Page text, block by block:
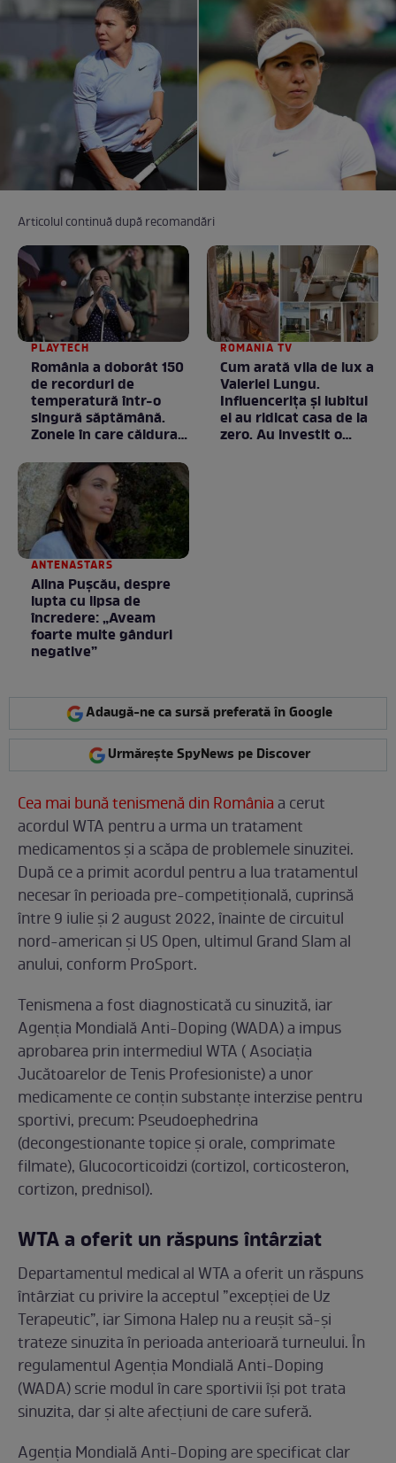
Articolul continuă după recomandări
PLAYTECH
România a doborât 150
de recorduri de
temperatură într-o
singură săptămână.
Zonele în care căldura a
neobișnuite
ROMANIA TV
Cum arată vila de lux a
Valeriei Lungu.
Influencerița și iubitul
ei au ridicat casa de la
zero. Au investit o
ANTENASTARS
Alina Pușcău, despre
lupta cu lipsa de
încredere: „Aveam
foarte multe gânduri
negative”
Adaugă-ne ca sursă preferată în Google
Urmărește SpyNews pe Discover
Cea mai bună tenismenă din Româniaa cerut
acordul WTA pentru a urma un tratament
medicamentos și a scăpa de problemele sinuzitei.
După ce a primit acordul pentru a lua tratamentul
necesar în perioada pre-competițională, cuprinsă
între 9 iulie și 2 august 2022, înainte de circuitul
nord-american și US Open, ultimul Grand Slam al
anului, conform ProSport.
Tenismena a fost diagnosticată cu sinuzită, iar
Agenția Mondială Anti-Doping (WADA) a impus
aprobarea prin intermediul WTA ( Asociația
Jucătoarelor de Tenis Profesioniste) a unor
medicamente ce conțin substanțe interzise pentru
sportivi, precum: Pseudoephedrina
(decongestionante topice și orale, comprimate
filmate), Glucocorticoidzi (cortizol, corticosteron,
cortizon, prednisol).
WTA a oferit un răspuns întârziat
Departamentul medical al WTA a oferit un răspuns
întârziat cu privire la acceptul ”excepției de Uz
Terapeutic”, iar Simona Halep nu a reușit să-și
trateze sinuzita în perioada anterioară turneului. În
regulamentul Agenția Mondială Anti-Doping
(WADA) scrie modul în care sportivii își pot trata
sinuzita, dar și alte afecțiuni de care suferă.
Agenția Mondială Anti-Doping are specificat clar